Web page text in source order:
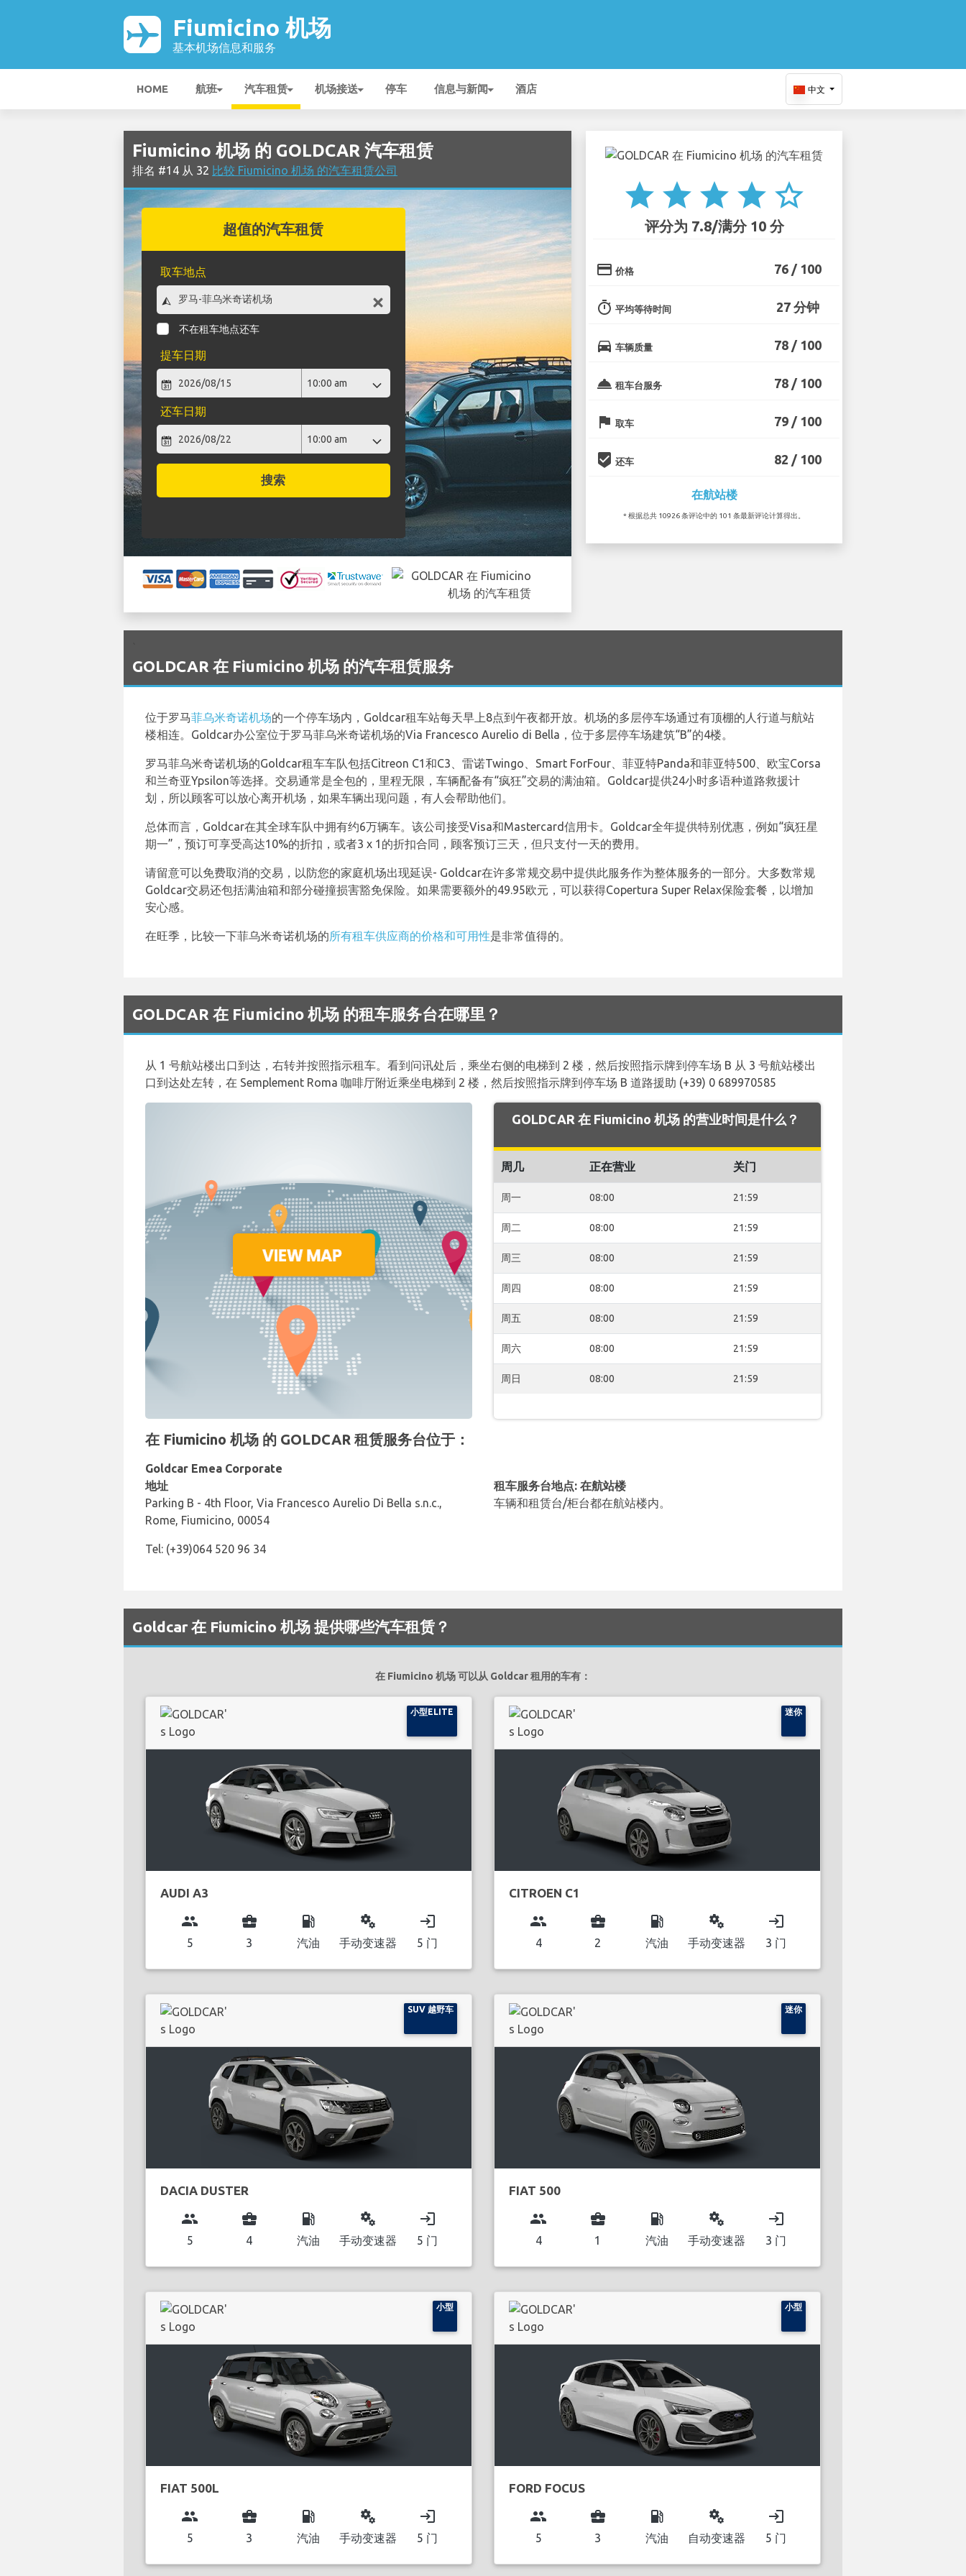
Fiumicino 机场
基本机场信息和服务
HOME 航班 汽车租赁 机场接送 停车 信息与新闻 酒店 中文
Fiumicino 机场 的 GOLDCAR 汽车租赁
排名 #14 从 32 比较 Fiumicino 机场 的汽车租赁公司
超值的汽车租赁
取车地点
不在租车地点还车
提车日期
还车日期
搜索
star star star star star_border
评分为 7.8/满分 10 分
credit_card 价格 76 / 100
timer 平均等待时间 27 分钟
directions_car 车辆质量 78 / 100
room_service 租车台服务 78 / 100
flag 取车 79 / 100
beenhere 还车 82 / 100
在航站楼
* 根据总共 10926 条评论中的 101 条最新评论计算得出。
GOLDCAR 在 Fiumicino 机场 的汽车租赁服务
位于罗马菲乌米奇诺机场的一个停车场内，Goldcar租车站每天早上8点到午夜都开放。机场的多层停车场通过有顶棚的人行道与航站
楼相连。Goldcar办公室位于罗马菲乌米奇诺机场的Via Francesco Aurelio di Bella，位于多层停车场建筑“B”的4楼。
罗马菲乌米奇诺机场的Goldcar租车车队包括Citreon C1和C3、雷诺Twingo、Smart ForFour、菲亚特Panda和菲亚特500、欧宝Corsa
和兰奇亚Ypsilon等选择。交易通常是全包的，里程无限，车辆配备有“疯狂”交易的满油箱。Goldcar提供24小时多语种道路救援计
划，所以顾客可以放心离开机场，如果车辆出现问题，有人会帮助他们。
总体而言，Goldcar在其全球车队中拥有约6万辆车。该公司接受Visa和Mastercard信用卡。Goldcar全年提供特别优惠，例如“疯狂星
期一”，预订可享受高达10%的折扣，或者3 x 1的折扣合同，顾客预订三天，但只支付一天的费用。
请留意可以免费取消的交易，以防您的家庭机场出现延误- Goldcar在许多常规交易中提供此服务作为整体服务的一部分。大多数常规
Goldcar交易还包括满油箱和部分碰撞损害豁免保险。如果需要额外的49.95欧元，可以获得Copertura Super Relax保险套餐，以增加
安心感。
在旺季，比较一下菲乌米奇诺机场的所有租车供应商的价格和可用性是非常值得的。
GOLDCAR 在 Fiumicino 机场 的租车服务台在哪里？
从 1 号航站楼出口到达，右转并按照指示租车。看到问讯处后，乘坐右侧的电梯到 2 楼，然后按照指示牌到停车场 B 从 3 号航站楼出
口到达处左转，在 Semplement Roma 咖啡厅附近乘坐电梯到 2 楼，然后按照指示牌到停车场 B 道路援助 (+39) 0 689970585
GOLDCAR 在 Fiumicino 机场 的营业时间是什么？
周几 正在营业 关门
周一 08:00 21:59
周二 08:00 21:59
周三 08:00 21:59
周四 08:00 21:59
周五 08:00 21:59
周六 08:00 21:59
周日 08:00 21:59
在 Fiumicino 机场 的 GOLDCAR 租赁服务台位于：
Goldcar Emea Corporate
地址
Parking B - 4th Floor, Via Francesco Aurelio Di Bella s.n.c.,
Rome, Fiumicino, 00054
Tel: (+39)064 520 96 34
租车服务台地点: 在航站楼
车辆和租赁台/柜台都在航站楼内。
Goldcar 在 Fiumicino 机场 提供哪些汽车租赁？
在 Fiumicino 机场 可以从 Goldcar 租用的车有：
小型ELITE
AUDI A3
group
5
business_center
3
local_gas_station
汽油
miscellaneous_services
手动变速器
login
5 门
迷你
CITROEN C1
group
4
business_center
2
local_gas_station
汽油
miscellaneous_services
手动变速器
login
3 门
SUV 越野车
DACIA DUSTER
group
5
business_center
4
local_gas_station
汽油
miscellaneous_services
手动变速器
login
5 门
迷你
FIAT 500
group
4
business_center
1
local_gas_station
汽油
miscellaneous_services
手动变速器
login
3 门
小型
FIAT 500L
group
5
business_center
3
local_gas_station
汽油
miscellaneous_services
手动变速器
login
5 门
小型
FORD FOCUS
group
5
business_center
3
local_gas_station
汽油
miscellaneous_services
自动变速器
login
5 门